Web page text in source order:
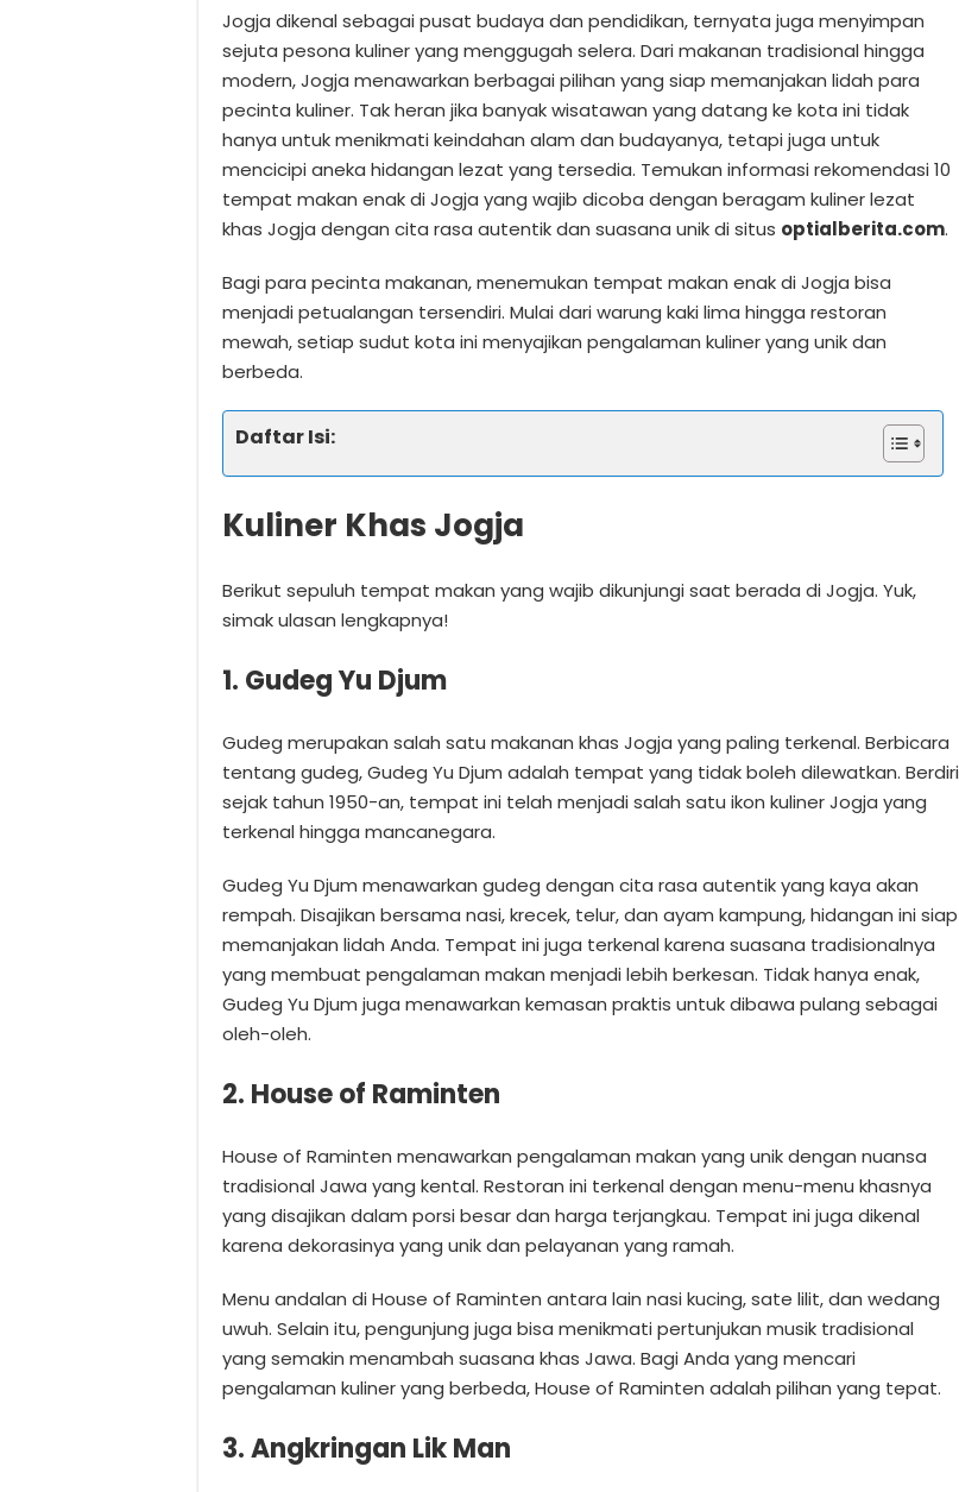
Jogja dikenal sebagai pusat budaya dan pendidikan, ternyata juga menyimpan
sejuta pesona kuliner yang menggugah selera. Dari makanan tradisional hingga
modern, Jogja menawarkan berbagai pilihan yang siap memanjakan lidah para
pecinta kuliner. Tak heran jika banyak wisatawan yang datang ke kota ini tidak
hanya untuk menikmati keindahan alam dan budayanya, tetapi juga untuk
mencicipi aneka hidangan lezat yang tersedia. Temukan informasi rekomendasi 10
tempat makan enak di Jogja yang wajib dicoba dengan beragam kuliner lezat
khas Jogja dengan cita rasa autentik dan suasana unik di situs optialberita.com.
Bagi para pecinta makanan, menemukan tempat makan enak di Jogja bisa
menjadi petualangan tersendiri. Mulai dari warung kaki lima hingga restoran
mewah, setiap sudut kota ini menyajikan pengalaman kuliner yang unik dan
berbeda.
Daftar Isi:
Kuliner Khas Jogja
Berikut sepuluh tempat makan yang wajib dikunjungi saat berada di Jogja. Yuk,
simak ulasan lengkapnya!
1. Gudeg Yu Djum
Gudeg merupakan salah satu makanan khas Jogja yang paling terkenal. Berbicara
tentang gudeg, Gudeg Yu Djum adalah tempat yang tidak boleh dilewatkan. Berdiri
sejak tahun 1950-an, tempat ini telah menjadi salah satu ikon kuliner Jogja yang
terkenal hingga mancanegara.
Gudeg Yu Djum menawarkan gudeg dengan cita rasa autentik yang kaya akan
rempah. Disajikan bersama nasi, krecek, telur, dan ayam kampung, hidangan ini siap
memanjakan lidah Anda. Tempat ini juga terkenal karena suasana tradisionalnya
yang membuat pengalaman makan menjadi lebih berkesan. Tidak hanya enak,
Gudeg Yu Djum juga menawarkan kemasan praktis untuk dibawa pulang sebagai
oleh-oleh.
2. House of Raminten
House of Raminten menawarkan pengalaman makan yang unik dengan nuansa
tradisional Jawa yang kental. Restoran ini terkenal dengan menu-menu khasnya
yang disajikan dalam porsi besar dan harga terjangkau. Tempat ini juga dikenal
karena dekorasinya yang unik dan pelayanan yang ramah.
Menu andalan di House of Raminten antara lain nasi kucing, sate lilit, dan wedang
uwuh. Selain itu, pengunjung juga bisa menikmati pertunjukan musik tradisional
yang semakin menambah suasana khas Jawa. Bagi Anda yang mencari
pengalaman kuliner yang berbeda, House of Raminten adalah pilihan yang tepat.
3. Angkringan Lik Man